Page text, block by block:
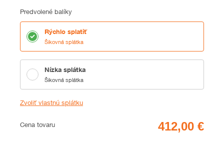
Predvolené balíky
Rýchlo splatiť
Šikovná splátka
Nízka splátka
Šikovná splátka
Zvoliť vlastnú splátku
Cena
Cena tovaru